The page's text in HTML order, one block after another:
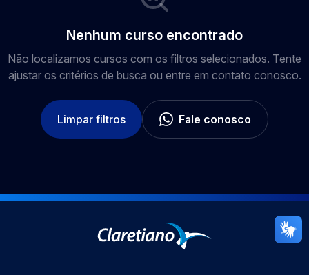
Nenhum curso encontrado
Não localizamos cursos com os filtros selecionados. Tente
ajustar os critérios de busca ou entre em contato conosco.
Limpar filtros Fale conosco